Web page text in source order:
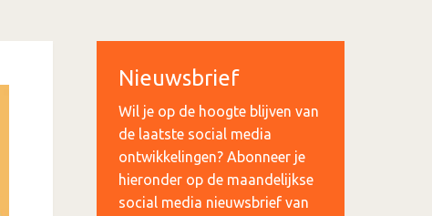
Nieuwsbrief
Wil je op de hoogte blijven van
de laatste social media
ontwikkelingen? Abonneer je
hieronder op de maandelijkse
social media nieuwsbrief van